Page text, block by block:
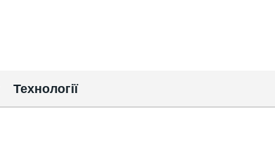
Технології